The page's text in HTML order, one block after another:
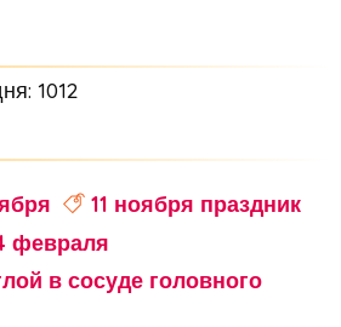
1012
11 ноября праздник
февраля
в сосуде головного